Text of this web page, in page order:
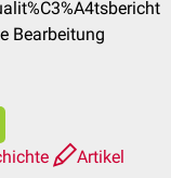
Bearbeitung
Artikel